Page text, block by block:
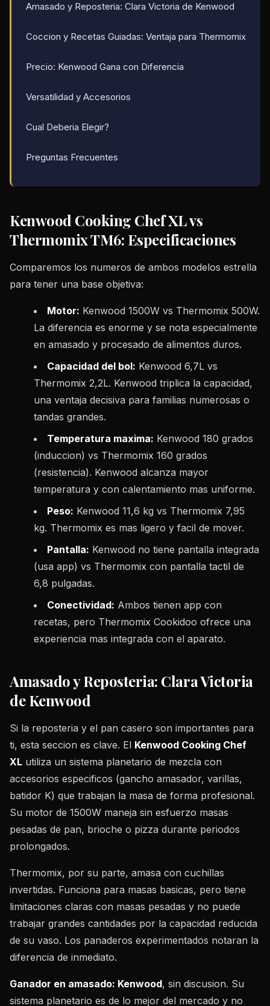
Amasado y Reposteria: Clara Victoria de Kenwood
Coccion y Recetas Guiadas: Ventaja para Thermomix
Precio: Kenwood Gana con Diferencia
Versatilidad y Accesorios
Cual Deberia Elegir?
Preguntas Frecuentes
Kenwood Cooking Chef XL vs
Thermomix TM6: Especificaciones
Comparemos los numeros de ambos modelos estrella
para tener una base objetiva:
Motor: Kenwood 1500W vs Thermomix 500W.
La diferencia es enorme y se nota especialmente
en amasado y procesado de alimentos duros.
Capacidad del bol: Kenwood 6,7L vs
Thermomix 2,2L. Kenwood triplica la capacidad,
una ventaja decisiva para familias numerosas o
tandas grandes.
Temperatura maxima: Kenwood 180 grados
(induccion) vs Thermomix 160 grados
(resistencia). Kenwood alcanza mayor
temperatura y con calentamiento mas uniforme.
Peso: Kenwood 11,6 kg vs Thermomix 7,95
kg. Thermomix es mas ligero y facil de mover.
Pantalla: Kenwood no tiene pantalla integrada
(usa app) vs Thermomix con pantalla tactil de
6,8 pulgadas.
Conectividad: Ambos tienen app con
recetas, pero Thermomix Cookidoo ofrece una
experiencia mas integrada con el aparato.
Amasado y Reposteria: Clara Victoria
de Kenwood
Si la reposteria y el pan casero son importantes para
ti, esta seccion es clave. El Kenwood Cooking Chef
XL utiliza un sistema planetario de mezcla con
accesorios especificos (gancho amasador, varillas,
batidor K) que trabajan la masa de forma profesional.
Su motor de 1500W maneja sin esfuerzo masas
pesadas de pan, brioche o pizza durante periodos
prolongados.
Thermomix, por su parte, amasa con cuchillas
invertidas. Funciona para masas basicas, pero tiene
limitaciones claras con masas pesadas y no puede
trabajar grandes cantidades por la capacidad reducida
de su vaso. Los panaderos experimentados notaran la
diferencia de inmediato.
Ganador en amasado: Kenwood, sin discusion. Su
sistema planetario es de lo mejor del mercado y no